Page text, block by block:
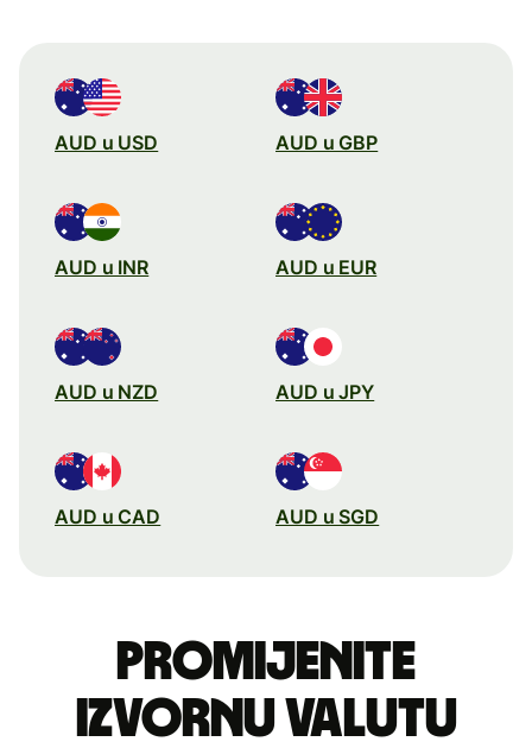
AUD u USD AUD u GBP
AUD u INR AUD u EUR
AUD u NZD AUD u JPY
AUD u CAD AUD u SGD
Promijenite
izvornu valutu